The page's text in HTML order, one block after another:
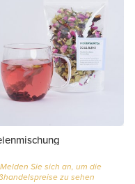
Melden Sie sich an, um die
zu sehen